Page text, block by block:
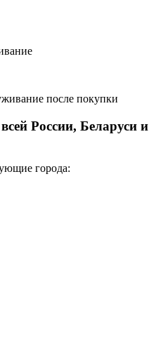
России, Беларуси и
города: